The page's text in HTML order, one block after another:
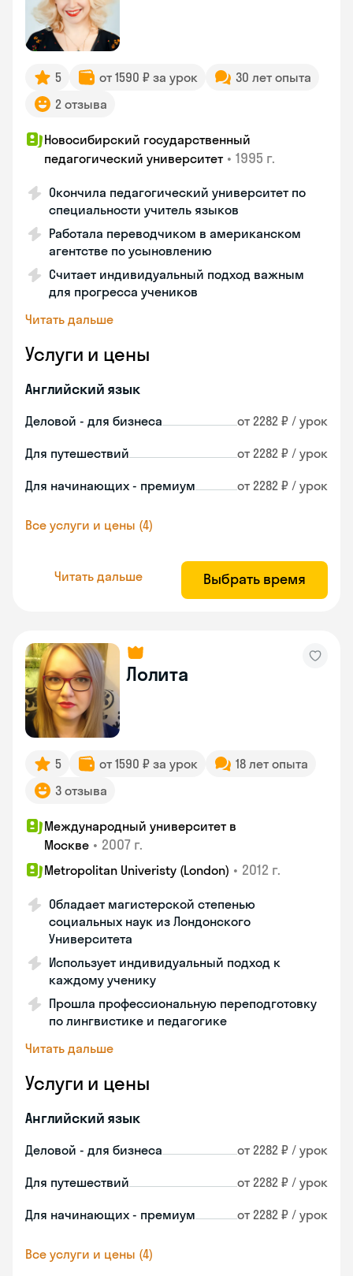
5 от 1590 ₽ за урок
30 лет опыта
2 отзыва
Новосибирский государственный
педагогический университет • 1995 г.
Окончила педагогический университет по
специальности учитель языков
Работала переводчиком в американском
агентстве по усыновлению
Считает индивидуальный подход важным
для прогресса учеников
Читать дальше
Услуги и цены
Английский язык
Деловой - для бизнеса от 2282 ₽ / урок
Для путешествий от 2282 ₽ / урок
Для начинающих - премиум от 2282 ₽ / урок
Все услуги и цены (4)
Читать дальше Выбрать время
Лолита
5 от 1590 ₽ за урок
18 лет опыта
3 отзыва
Международный университет в
Москве • 2007 г.
Metropolitan Univeristy (London) • 2012 г.
Обладает магистерской степенью
социальных наук из Лондонского
Университета
Использует индивидуальный подход к
каждому ученику
Прошла профессиональную переподготовку
по лингвистике и педагогике
Читать дальше
Услуги и цены
Английский язык
Деловой - для бизнеса от 2282 ₽ / урок
Для путешествий от 2282 ₽ / урок
Для начинающих - премиум от 2282 ₽ / урок
Все услуги и цены (4)